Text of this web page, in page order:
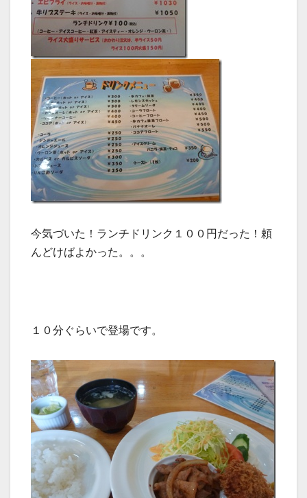
今気づいた！ランチドリンク１００円だった！頼
んどけばよかった。。。
１０分ぐらいで登場です。